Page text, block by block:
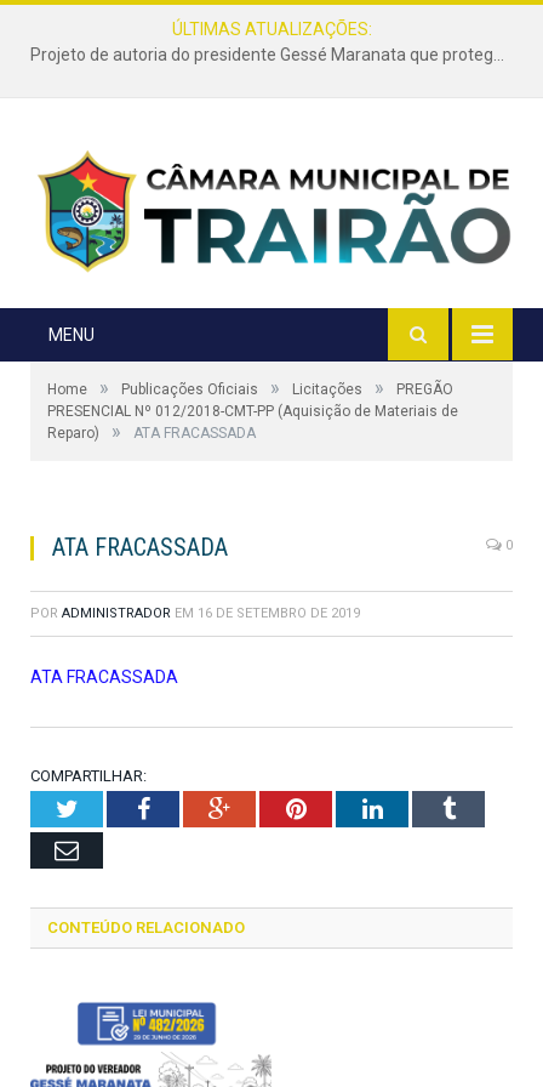
ÚLTIMAS ATUALIZAÇÕES:
Projeto de autoria do presidente Gessé Maranata que protege as estradas vicinais de Trairão é transformado em lei
MENU
Home » Publicações Oficiais » Licitações »
PREGÃO
PRESENCIAL Nº 012/2018-CMT-PP (Aquisição de Materiais de
Reparo)
» ATA FRACASSADA
ATA FRACASSADA 0
POR ADMINISTRADOR EM 16 DE SETEMBRO DE 2019
ATA FRACASSADA
COMPARTILHAR:
TwitterFacebookGoogle+PinterestLinkedInTumblr
Email
CONTEÚDO RELACIONADO